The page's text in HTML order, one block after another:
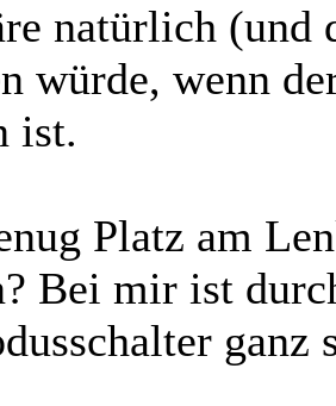
natürlich (und
würde, wenn
ist.
Platz am
Bei mir ist
ganz